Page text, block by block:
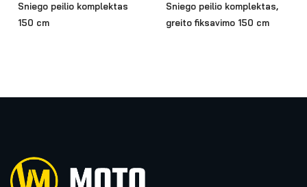
Sniego peilio komplektas
150 cm
Sniego peilio komplektas,
greito fiksavimo 150 cm